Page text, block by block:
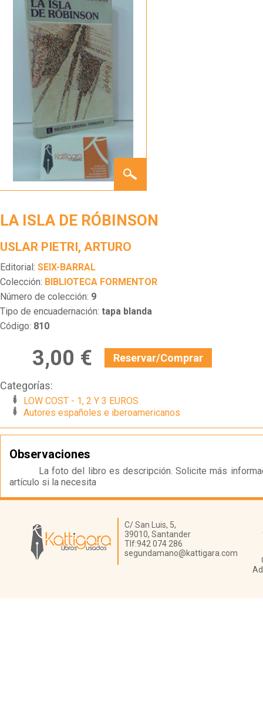
ISLA
LA ISLA DE RÓBINSON
USLAR PIETRI, ARTURO
Editorial: SEIX-BARRAL
Colección: BIBLIOTECA FORMENTOR
Número de colección: 9
Tipo de encuadernación: tapa blanda
Código: 810
3,00 € Reservar/Comprar
Categorías:
LOW COST - 1, 2 Y 3 EUROS
Autores españoles e iberoamericanos
Observaciones
La foto del libro es descripción. Solicite más
artículo si la necesita
Librería Kattigara
C/ San Luis, 5,
39010, Santander
Tlf:942 074 286
segundamano@kattigara.com